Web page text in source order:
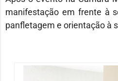
manifestação em frente à
panfletagem e orientação à